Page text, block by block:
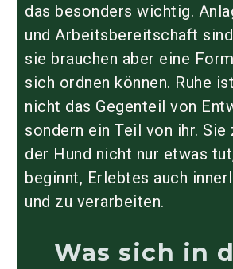
das besonders wichtig.
und Arbeitsbereitschaft
sie brauchen aber eine
sich ordnen können. Ruhe
nicht das Gegenteil von
sondern ein Teil von ihr. Sie
der Hund nicht nur etwas
beginnt, Erlebtes auch
und zu verarbeiten.
Was sich in